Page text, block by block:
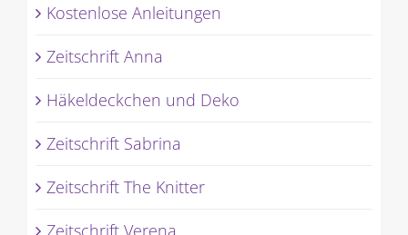
Kostenlose Anleitungen
Zeitschrift Anna
Häkeldeckchen und Deko
Zeitschrift Sabrina
Zeitschrift The Knitter
Zeitschrift Verena